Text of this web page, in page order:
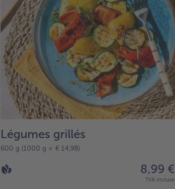
Légumes grillés
600 g (1000 g = € 14,98)
8,99 €
TVA incluse